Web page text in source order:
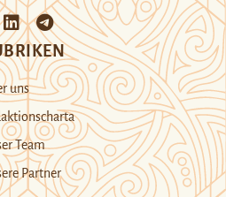
uns
Team
Partner